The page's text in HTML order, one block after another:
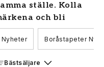
ställe. Kolla
och bli
hos oss!
Boråstapeter
Bästsäljare